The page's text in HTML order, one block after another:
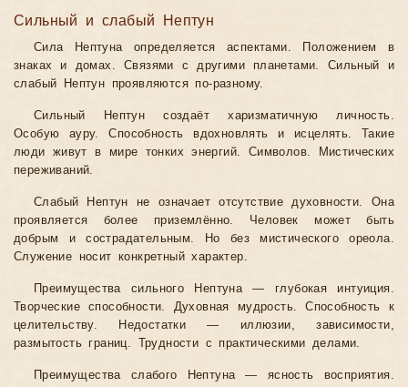
Сильный и слабый Нептун
Сила Нептуна определяется аспектами. Положением в
знаках и домах. Связями с другими планетами. Сильный и
слабый Нептун проявляются по-разному.
Сильный Нептун создаёт харизматичную личность.
Особую ауру. Способность вдохновлять и исцелять. Такие
люди живут в мире тонких энергий. Символов. Мистических
переживаний.
Слабый Нептун не означает отсутствие духовности. Она
проявляется более приземлённо. Человек может быть
добрым и сострадательным. Но без мистического ореола.
Служение носит конкретный характер.
Преимущества сильного Нептуна — глубокая интуиция.
Творческие способности. Духовная мудрость. Способность к
целительству. Недостатки — иллюзии, зависимости,
размытость границ. Трудности с практическими делами.
Преимущества слабого Нептуна — ясность восприятия.